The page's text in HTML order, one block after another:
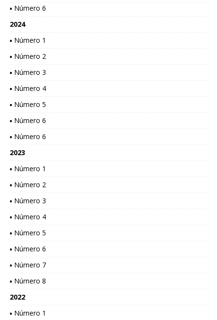
▪ Número 6
2024
▪ Número 1
▪ Número 2
▪ Número 3
▪ Número 4
▪ Número 5
▪ Número 6
▪ Número 6
2023
▪ Número 1
▪ Número 2
▪ Número 3
▪ Número 4
▪ Número 5
▪ Número 6
▪ Número 7
▪ Número 8
2022
▪ Número 1